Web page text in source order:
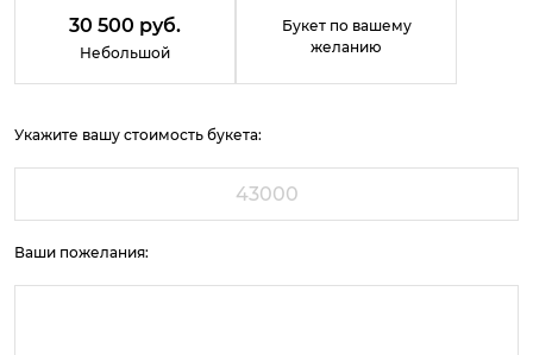
30 500 руб.
Небольшой
Букет по вашему
желанию
Укажите вашу стоимость букета:
Ваши пожелания: